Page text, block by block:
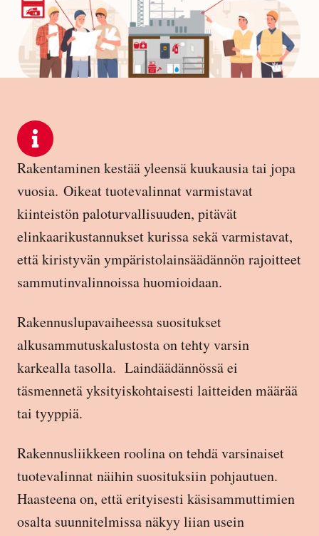
Rakentaminen kestää yleensä kuukausia tai jopa
vuosia. Oikeat tuotevalinnat varmistavat
kiinteistön paloturvallisuuden, pitävät
elinkaarikustannukset kurissa sekä varmistavat,
että kiristyvän ympäristolainsäädännön rajoitteet
sammutinvalinnoissa huomioidaan.
Rakennuslupavaiheessa suositukset
alkusammutuskalustosta on tehty varsin
karkealla tasolla. Laindäädännössä ei
täsmennetä yksityiskohtaisesti laitteiden määrää
tai tyyppiä.
Rakennusliikkeen roolina on tehdä varsinaiset
tuotevalinnat näihin suosituksiin pohjautuen.
Haasteena on, että erityisesti käsisammuttimien
osalta suunnitelmissa näkyy liian usein